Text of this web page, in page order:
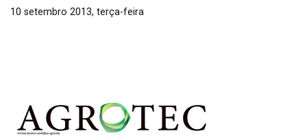
10 setembro 2013, terça-feira